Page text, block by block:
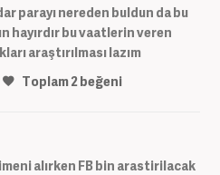
parayı nereden buldun da bu
hayırdır bu vaatlerin veren
araştırılması lazım
Toplam2beğeni
alırken FB bin arastirilacak